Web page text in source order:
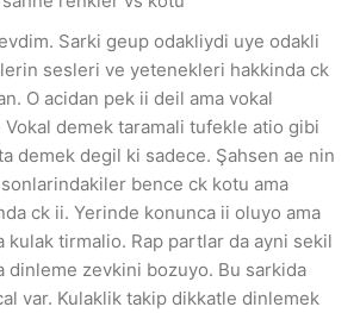
Sarki geup odakliydi uye odakli
sesleri ve yetenekleri hakkinda ck
O acidan pek ii deil ama vokal
demek taramali tufekle atio gibi
demek degil ki sadece. Şahsen ae nin
bence ck kotu ama
ck ii. Yerinde konunca ii oluyo ama
kulak tirmalio. Rap partlar da ayni sekil
dinleme zevkini bozuyo. Bu sarkida
var. Kulaklik takip dikkatle dinlemek